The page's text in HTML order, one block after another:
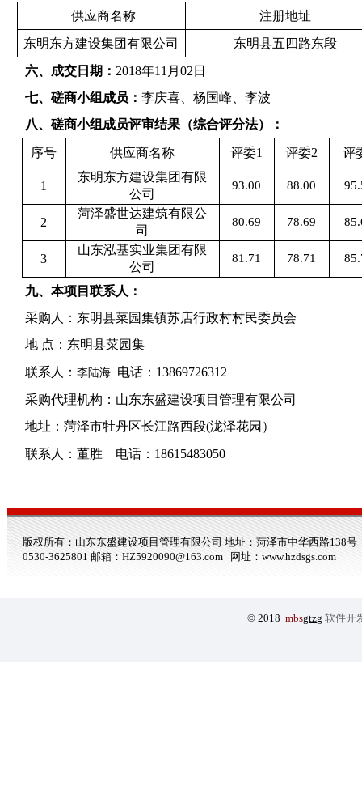
供应商名称
注册地址
东明东方建设集团有限公司
东明县五四路东段
六、成交日期： 2018年11 月 02 日
七、磋商小组成员： 李庆喜、杨国峰、李波
八、磋商小组成员评审结果（综合评分法）：
序号 供应商名称 评委1 评委2 评
1
东明东方建设集团有限
公司
93.00 88.00
2
菏泽盛世达建筑有限公
司
80.69 78.69
3
山东泓基实业集团有限
公司
81.71 78.71
九、本项目联系人：
采购人： 东明县菜园集镇苏店行政村村民委员会
地 点： 东明县菜园集
联系人： 李陆海 电话： 13869726312
采购代理机构： 山东东盛建设项目管理有限公司
地址： 菏泽市牡丹区长江路西段(泷泽花园）
联系人： 董胜 电话： 18615483050
版权所有：山东东盛建设项目管理有限公司 地址：菏泽市中华西路138
0530-3625801 邮箱：HZ5920090@163.com 网址： www.hzdsgs.com
© 2018mbsgtzg 软件开